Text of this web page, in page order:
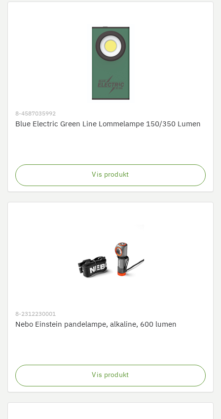
8-4587035992
Blue Electric Green Line Lommelampe 150/350 Lumen
Vis produkt
8-2312230001
Nebo Einstein pandelampe, alkaline, 600 lumen
Vis produkt